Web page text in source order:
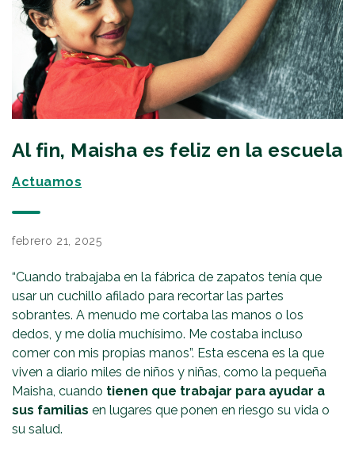
Al fin, Maisha es feliz en la escuela
Actuamos
febrero 21, 2025
“Cuando trabajaba en la fábrica de zapatos tenía que
usar un cuchillo afilado para recortar las partes
sobrantes. A menudo me cortaba las manos o los
dedos, y me dolía muchísimo. Me costaba incluso
comer con mis propias manos”. Esta escena es la que
viven a diario miles de niños y niñas, como la pequeña
Maisha, cuando tienen que trabajar para ayudar a
sus familias en lugares que ponen en riesgo su vida o
su salud.